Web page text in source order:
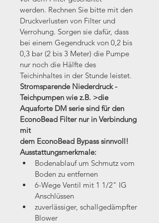
werden. Rechnen Sie bitte mit den
Druckverlusten von Filter und
Verrohung. Sorgen sie dafür, dass
bei einem Gegendruck von 0,2 bis
0,3 bar (2 bis 3 Meter) die Pumpe
nur noch die Hälfte des
Teichinhaltes in der Stunde leistet.
Stromsparende Niederdruck -
Teichpumpen wie z.B. >die
Aquaforte DM serie sind für den
EconoBead Filter nur in Verbindung
mit
dem EconoBead Bypass sinnvoll!
Ausstattungsmerkmale:
Bodenablauf um Schmutz vom
Boden zu entfernen
6-Wege Ventil mit 1 1/2" IG
Anschlüssen
zuverlässiger, schallgedämpfter
Blower